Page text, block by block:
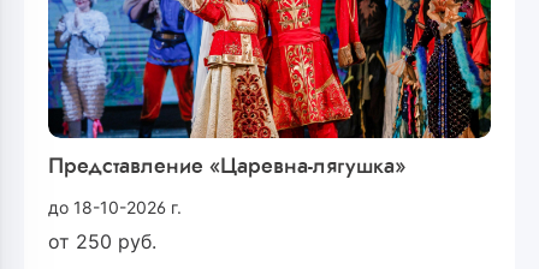
Представление «Царевна-лягушка»
до 18-10-2026 г.
от 250 руб.